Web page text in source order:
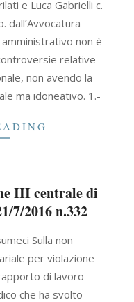
e Luca Gabrielli c.
dall’Avvocatura
non è
relative
non avendo la
ma idoneativo. 1.-
III centrale di
7/2016 n.332
Sulla non
per violazione
di lavoro
che ha svolto